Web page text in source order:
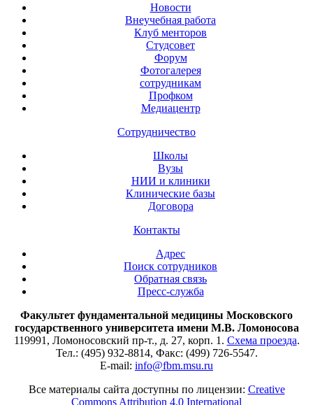
Новости
Внеучебная работа
Клуб менторов
Студсовет
Форум
Фотогалерея
сотрудникам
Профком
Медиацентр
Сотрудничество
Школы
Вузы
НИИ и клиники
Клинические базы
Договора
Контакты
Адрес
Поиск сотрудников
Обратная связь
Пресс-служба
Факультет фундаментальной медицины Московского
государственного университета имени М.В. Ломоносова
119991, Ломоносовский пр-т., д. 27, корп. 1. Схема проезда.
Тел.: (495) 932-8814, Факс: (499) 726-5547.
E-mail: info@fbm.msu.ru
Все материалы сайта доступны по лицензии: Creative
Commons Attribution 4.0 International